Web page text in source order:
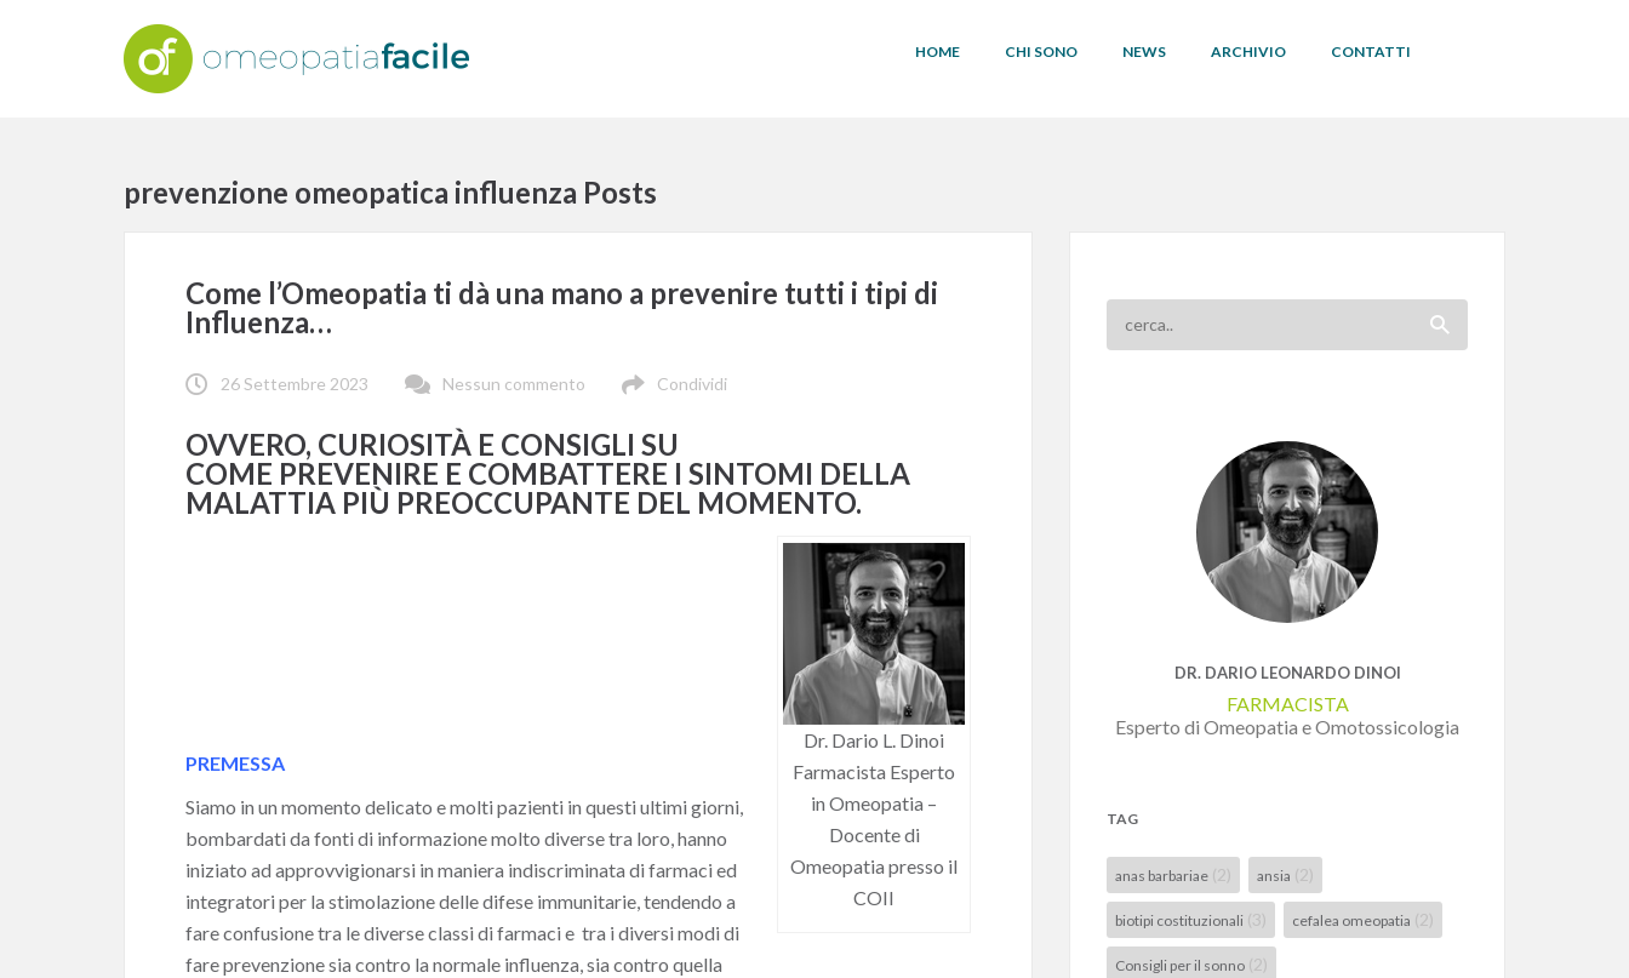
HOME CHI SONO NEWS ARCHIVIO CONTATTI
prevenzione omeopatica influenza Posts
Come l’Omeopatia ti dà una mano a prevenire tutti i tipi di
Influenza…
26 Settembre 2023 Nessun commento Condividi
OVVERO, CURIOSITÀ E CONSIGLI SU
COME PREVENIRE E COMBATTERE I SINTOMI DELLA
MALATTIA PIÙ PREOCCUPANTE DEL MOMENTO.
Dr. Dario L. Dinoi
Farmacista Esperto
in Omeopatia –
Docente di
Omeopatia presso il
COII
PREMESSA
Siamo in un momento delicato e molti pazienti in questi ultimi giorni,
bombardati da fonti di informazione molto diverse tra loro, hanno
iniziato ad approvvigionarsi in maniera indiscriminata di farmaci ed
integratori per la stimolazione delle difese immunitarie, tendendo a
fare confusione tra le diverse classi di farmaci e tra i diversi modi di
fare prevenzione sia contro la normale influenza, sia contro quella
DR. DARIO LEONARDO DINOI
FARMACISTA
Esperto di Omeopatia e Omotossicologia
TAG
anas barbariae (2) ansia (2)
biotipi costituzionali (3) cefalea omeopatia (2)
Consigli per il sonno (2)